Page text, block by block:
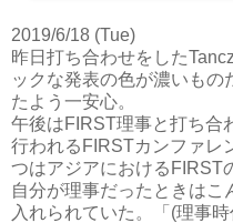
2019/6/18 (Tue)
昨日打ち合わせをした
ックな発表の色が濃いもの
たよう一安心。
午後はFIRST理事と打ち合
行われるFIRSTカンファレ
つはアジアにおけるFIRST
自分が理事だったときはこ
入れられていた。「(理事